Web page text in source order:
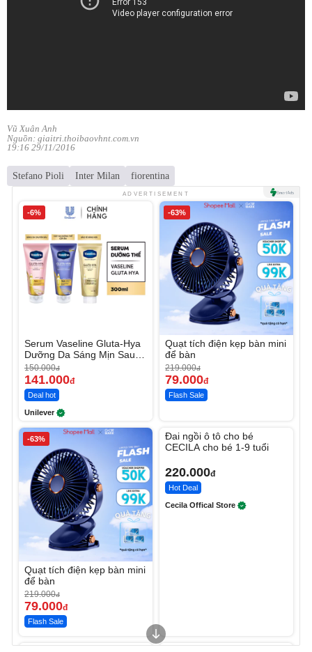
Vũ Xuân Anh
Nguồn: giaitri.thoibaovhnt.com.vn
19:16 29/11/2016
Stefano Pioli Inter Milan fiorentina
ADVERTISEMENT
-6%
Serum Vaseline Gluta-Hya
Dưỡng Da Sáng Mịn Sau 7
Ngày
150.000đ
141.000đ
Deal hot
Unilever
-63%
Quạt tích điện kẹp bàn mini
để bàn
219.000đ
79.000đ
Flash Sale
-63%
Quạt tích điện kẹp bàn mini
để bàn
219.000đ
79.000đ
Flash Sale
Đai ngồi ô tô cho bé
CECILA cho bé 1-9 tuổi
220.000đ
Hot Deal
Cecila Offical Store